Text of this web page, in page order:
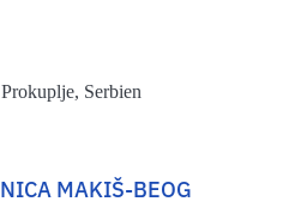
Serbien
MAKIŠ-BEOG